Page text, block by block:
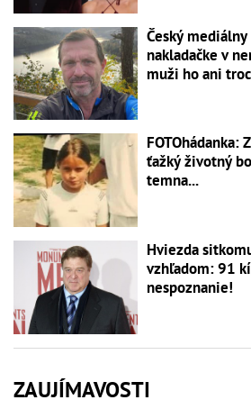
Český
nakladačke v
muži ho ani
FOTOhádanka:
ťažký životný
temna...
Hviezda
vzhľadom: 91
nespoznanie!
ZAUJÍMAVOSTI